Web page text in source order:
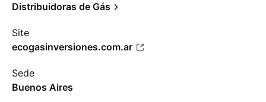
Distribuidoras de Gás
Site
ecogasinversiones.com.ar
Sede
Buenos Aires